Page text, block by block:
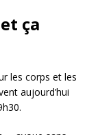
ça
les corps et les
aujourd’hui